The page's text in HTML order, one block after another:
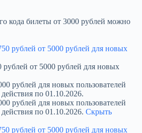
кода билеты от 3000 рублей можно
от 5000 рублей для новых
рублей для новых пользователей
по 01.10.2026.
рублей для новых пользователей
по 01.10.2026. Скрыть